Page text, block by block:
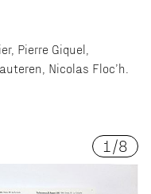
Pierre Giquel,
Nicolas Floc’h.
1 /8